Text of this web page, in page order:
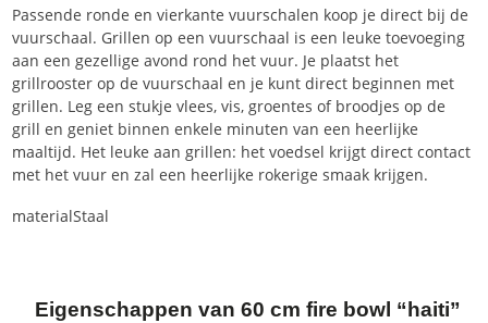
Passende ronde en vierkante vuurschalen koop je direct bij de
vuurschaal. Grillen op een vuurschaal is een leuke toevoeging
aan een gezellige avond rond het vuur. Je plaatst het
grillrooster op de vuurschaal en je kunt direct beginnen met
grillen. Leg een stukje vlees, vis, groentes of broodjes op de
grill en geniet binnen enkele minuten van een heerlijke
maaltijd. Het leuke aan grillen: het voedsel krijgt direct contact
met het vuur en zal een heerlijke rokerige smaak krijgen.
materialStaal
Eigenschappen van 60 cm fire bowl “haiti”